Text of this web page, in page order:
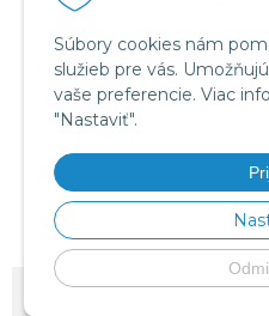
Súbory cookies nám
služieb pre vás.
vaše preferencie. Viac
"Nastaviť".
Videá
© 2026 OMRON tlakomery, inhalátory